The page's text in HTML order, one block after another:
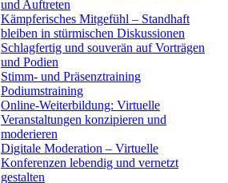
und Auftreten
Kämpferisches Mitgefühl – Standhaft
bleiben in stürmischen Diskussionen
Schlagfertig und souverän auf Vorträgen
und Podien
Stimm- und Präsenztraining
Podiumstraining
Online-Weiterbildung: Virtuelle
Veranstaltungen konzipieren und
moderieren
Digitale Moderation – Virtuelle
Konferenzen lebendig und vernetzt
gestalten